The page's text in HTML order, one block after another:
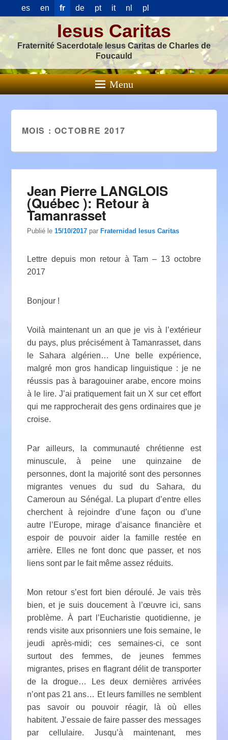
es en fr de pt it nl pl
Iesus Caritas
Fraternité Sacerdotale Iesus Caritas de Charles de
Foucauld
Menu
MOIS : OCTOBRE 2017
Jean Pierre LANGLOIS
(Québec ): Retour à
Tamanrasset
Publié le15/10/2017 par Fraternidad Iesus Caritas
Lettre depuis mon retour à Tam – 13 octobre
2017
Bonjour !
Voilà maintenant un an que je vis à l’extérieur
du pays, plus précisément à Tamanrasset, dans
le Sahara algérien… Une belle expérience,
malgré mon gros handicap linguistique : je ne
réussis pas à baragouiner arabe, encore moins
à le lire. J’ai pratiquement fait un X sur cet effort
qui me rapprocherait des gens ordinaires que je
croise.
Par ailleurs, la communauté chrétienne est
minuscule, à peine une quinzaine de
personnes, dont la majorité sont des personnes
migrantes venues du sud du Sahara, du
Cameroun au Sénégal. La plupart d’entre elles
cherchent à rejoindre d’une façon ou d’une
autre l’Europe, mirage d’aisance financière et
espoir de pouvoir aider la famille restée en
arrière. Elles ne font donc que passer, et nos
liens sont par le fait même assez réduits.
Mon retour s’est fort bien déroulé. Je vais très
bien, et je suis doucement à l’œuvre ici, sans
problème. À part l’Eucharistie quotidienne, je
rends visite aux prisonniers une fois semaine, le
jeudi après-midi; ces semaines-ci, ce sont
surtout des femmes, de jeunes femmes
migrantes, prises en flagrant délit de transporter
de la drogue… Les deux dernières arrivées
n’ont pas 21 ans… Et leurs familles ne semblent
pas savoir ou pouvoir réagir, là où elles
habitent. J’essaie de faire passer des messages
par cellulaire. Jusqu’à maintenant, mes